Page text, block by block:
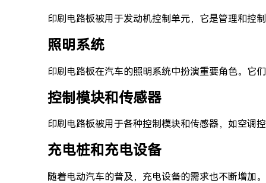
印刷电路板被用于发动机控制单元，它是管理和控
照明系统
印刷电路板在汽车的照明系统中扮演重要角色。它
控制模块和传感器
印刷电路板被用于各种控制模块和传感器，如空调
充电桩和充电设备
随着电动汽车的普及，充电设备的需求也不断增加